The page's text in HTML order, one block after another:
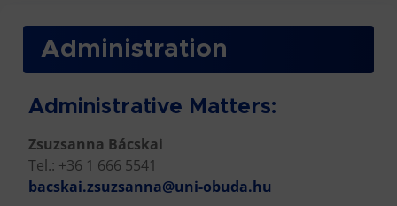
Administration
Administrative Matters:
Zsuzsanna Bácskai
Tel.: +36 1 666 5541
bacskai.zsuzsanna@uni-obuda.hu